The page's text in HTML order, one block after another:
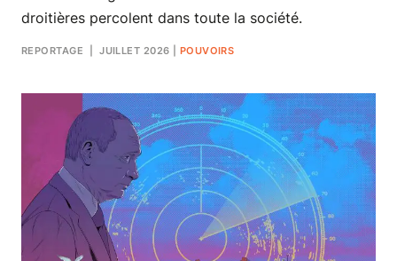
droitières percolent dans toute la société.
REPORTAGE | JUILLET 2026 POUVOIRS